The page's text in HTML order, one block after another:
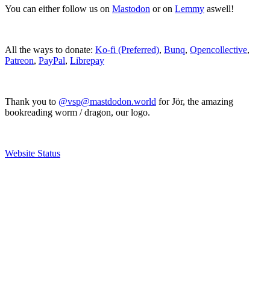
You can either follow us on Mastodon or on Lemmy aswell!
All the ways to donate: Ko-fi (Preferred), Bunq, Opencollective,
Patreon, PayPal, Librepay
Thank you to @vsp@mastdodon.world for Jör, the amazing
bookreading worm / dragon, our logo.
Website Status